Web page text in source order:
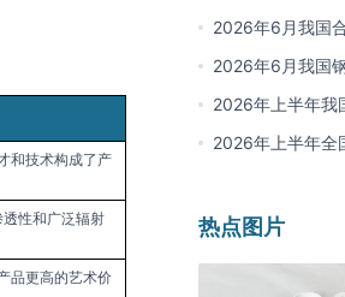
和技术构成了产
性和广泛辐射
品更高的艺术价
月累计产量同比
2026年6月我国
月累计产量为
2026年6月我国
月累计产量同比
2026年上半年我
4.2% 业务收入
2026年上半年全
热点图片